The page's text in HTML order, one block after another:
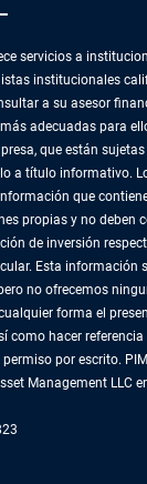
servicios a
institucionales
a su asesor
adecuadas para
que están
a título informativo.
que
propias y no deben
de inversión
Esta información
no ofrecemos
forma el
como hacer
por escrito.
Management LLC